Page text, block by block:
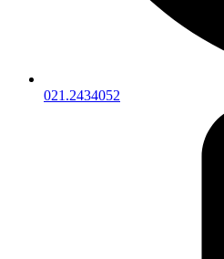
021.2434052